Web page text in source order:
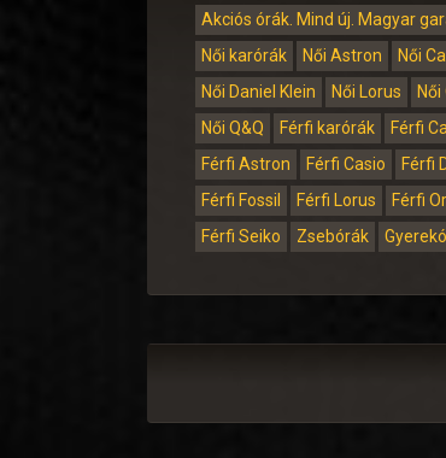
Akciós órák. Mind új. Magyar
Női karórák
Női Astron Női
Női Daniel Klein
Női Lorus
Női Q&Q
Férfi karórák
Férfi
Férfi Astron
Férfi Casio
Férfi
Férfi Fossil
Férfi Lorus Férfi
Férfi Seiko
Zsebórák